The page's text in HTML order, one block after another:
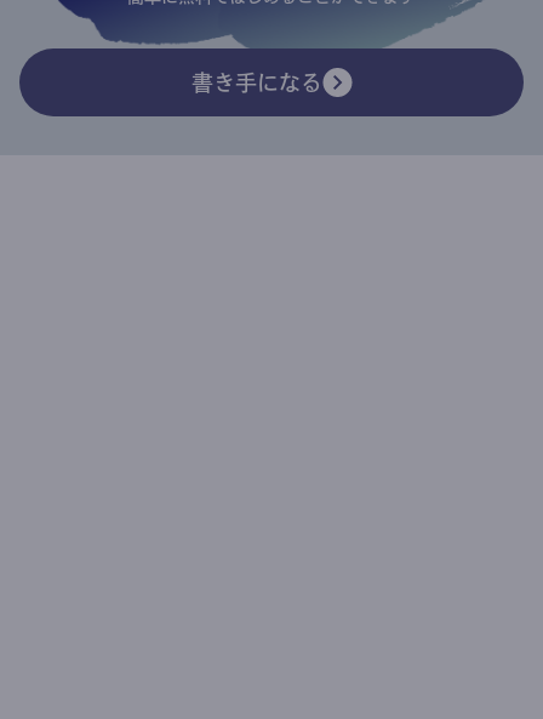
書き手になる